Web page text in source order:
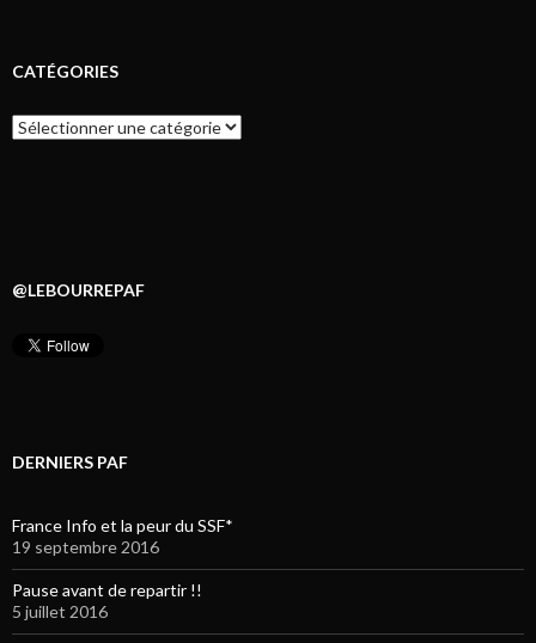
CATÉGORIES
Catégories
@LEBOURREPAF
DERNIERS PAF
France Info et la peur du SSF*
19 septembre 2016
Pause avant de repartir !!
5 juillet 2016